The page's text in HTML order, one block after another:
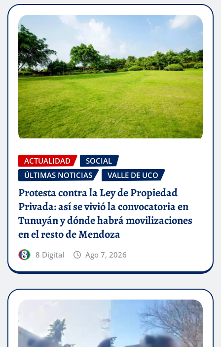
ACTUALIDAD
SOCIAL
ÚLTIMAS NOTICIAS
VALLE DE UCO
Protesta contra la Ley de Propiedad
Privada: así se vivió la convocatoria en
Tunuyán y dónde habrá movilizaciones
en el resto de Mendoza
8 Digital Ago 7, 2026